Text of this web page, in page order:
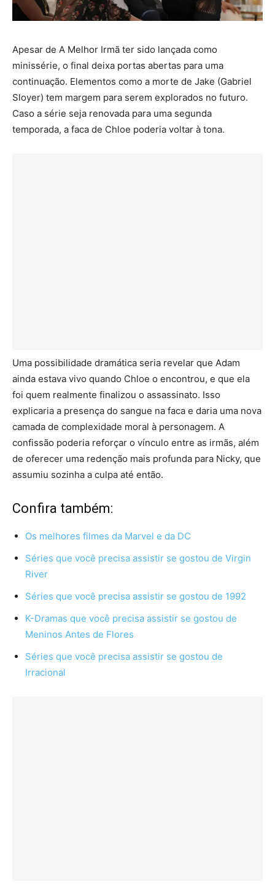
Apesar de A Melhor Irmã ter sido lançada como
minissérie, o final deixa portas abertas para uma
continuação. Elementos como a morte de Jake (Gabriel
Sloyer) tem margem para serem explorados no futuro.
Caso a série seja renovada para uma segunda
temporada, a faca de Chloe poderia voltar à tona.
Uma possibilidade dramática seria revelar que Adam
ainda estava vivo quando Chloe o encontrou, e que ela
foi quem realmente finalizou o assassinato. Isso
explicaria a presença do sangue na faca e daria uma nova
camada de complexidade moral à personagem. A
confissão poderia reforçar o vínculo entre as irmãs, além
de oferecer uma redenção mais profunda para Nicky, que
assumiu sozinha a culpa até então.
Confira também:
Os melhores filmes da Marvel e da DC
Séries que você precisa assistir se gostou de Virgin
River
Séries que você precisa assistir se gostou de 1992
K-Dramas que você precisa assistir se gostou de
Meninos Antes de Flores
Séries que você precisa assistir se gostou de
Irracional